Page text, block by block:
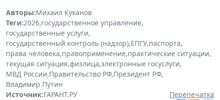
Авторы:Михаил Куканов
Теги:2026,государственное управление,
государственные услуги,
государственный контроль (надзор),ЕПГУ,паспорта,
права человека,правоприменение,практические ситуации,
текущая ситуация,физлица,электронные госуслуги,
МВД России,Правительство РФ,Президент РФ,
Владимир Путин
Источник:ГАРАНТ.РУ
Перепечатка